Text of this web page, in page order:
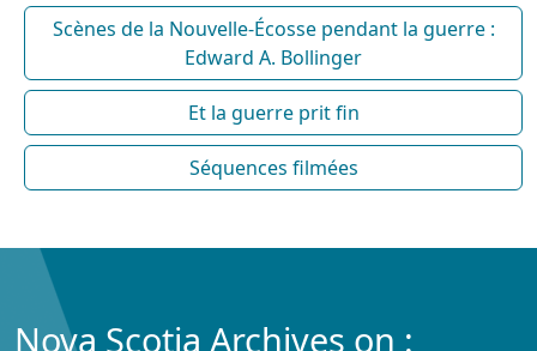
Scènes de la Nouvelle-Écosse pendant la guerre :
Edward A. Bollinger
Et la guerre prit fin
Séquences filmées
Nova Scotia Archives on :